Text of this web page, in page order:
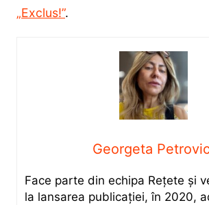
„Exclus!”.
Georgeta
Face parte din echipa Rețete și
la lansarea publicației, în 2020,